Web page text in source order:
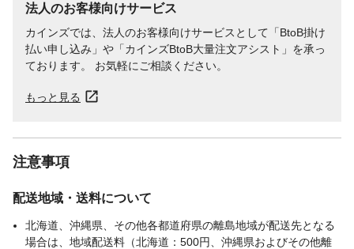
法人のお客様向けサービス
カインズでは、法人のお客様向けサービスとして「BtoB掛け
払い申し込み」や「カインズBtoB大量注文アシスト」を承っ
ております。 お気軽にご相談ください。
もっと見る
注意事項
配送地域・送料について
北海道、沖縄県、その他各都道府県の離島地域が配送先となる
場合は、地域配送料（北海道：500円、沖縄県およびその他離